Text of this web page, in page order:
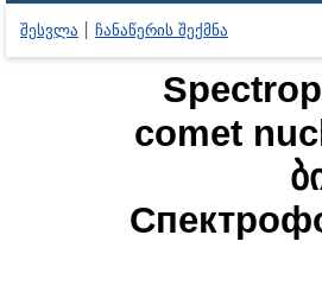
შესვლა ჩანაწერის შექმნა
comet